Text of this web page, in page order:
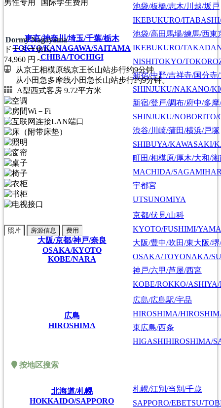
東京/神奈川/埼玉/千葉/栃木
TOKYO/KANAGAWA/SAITAMA
CHIBA/TOCHIGI
池袋/板橋/志木/川越/坂戸
IKEBUKURO/
池袋/高田馬場/練馬/西東
IKEBUKURO/
NISHITOKYO/
新宿/中野/吉祥寺/国分寺
SHINJUKU/NAKANO/
新宿/登戸/調布/府中/多
SHINJUKU/
渋谷/川崎/蒲田/横浜/戸塚
SHIBUYA/KAWASAKI/
町田/相模原/厚木/大和/湘
MACHIDA/
宇都宮
UTSUNOMIYA
大阪/京都/神戸/奈良
OSAKA/KYOTO
KOBE/NARA
京都/伏見/山科
KYOTO/FUSHIMI/
大阪/豊中/吹田/東大阪/
OSAKA/TOYONAKA/
神戸/六甲/芦屋/西宮
KOBE/ROKKO/
広島
HIROSHIMA
広島/広島駅/宇品
HIROSHIMA/
東広島/西条
HIGASHIHIROSHIMA/
按地区搜索
北海道/札幌
HOKKAIDO/SAPPORO
札幌/江別/当別/千歳
SAPPORO/EBETSU/
男性专用 国际学生费用
Dormy Nagayama
ドーミー永山
74,960 円～
从京王相模原线京王长山站步行约9分钟
从小田急多摩线小田急长山站步行约9分钟。
A型西式客房 9.72平方米
照片 房源信息 费用